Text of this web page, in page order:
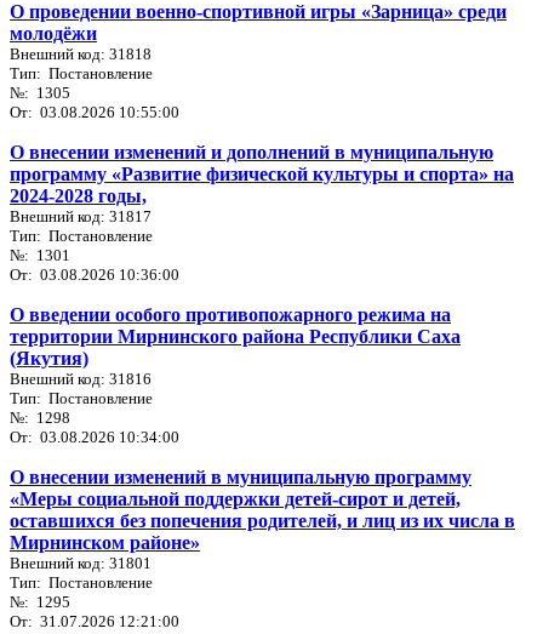
О проведении военно-спортивной игры «Зарница» среди
молодёжи
Внешний код: 31818
Тип: Постановление
№: 1305
От: 03.08.2026 10:55:00
О внесении изменений и дополнений в муниципальную
программу «Развитие физической культуры и спорта» на
2024-2028 годы,
Внешний код: 31817
Тип: Постановление
№: 1301
От: 03.08.2026 10:36:00
О введении особого противопожарного режима на
территории Мирнинского района Республики Саха
(Якутия)
Внешний код: 31816
Тип: Постановление
№: 1298
От: 03.08.2026 10:34:00
О внесении изменений в муниципальную программу
«Меры социальной поддержки детей-сирот и детей,
оставшихся без попечения родителей, и лиц из их числа в
Мирнинском районе»
Внешний код: 31801
Тип: Постановление
№: 1295
От: 31.07.2026 12:21:00